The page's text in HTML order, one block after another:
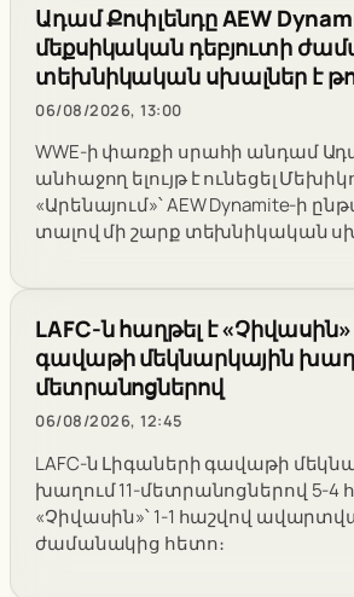
Ադամ Քոփլենդը AEW
մեքսիկական դեբյուտի
տեխնիկական սխալներ է
06/08/2026, 13:00
WWE-ի փառքի սրահի անդամ
անհաջող ելույթ է ունեցել
«Արենայում»՝ AEW Dynamite-ի
տալով մի շարք տեխնիկական
LAFC-ն հաղթել է
գավաթի մեկնարկային
մետրանոցներով
06/08/2026, 12:45
LAFC-ն Լիգաների գավաթի
խաղում 11-մետրանոցներով 5-4
«Չիվասին»՝ 1-1 հաշվով
ժամանակից հետո։